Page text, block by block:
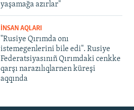
yaşamağa azırlar"
İNSAN AQLARI
"Rusiye Qırımda onı
istemegenlerini bile edi". Rusiye
Federatsiyasınıñ Qırımdaki cenkke
qarşı narazılıqlarnen küreşi
aqqında